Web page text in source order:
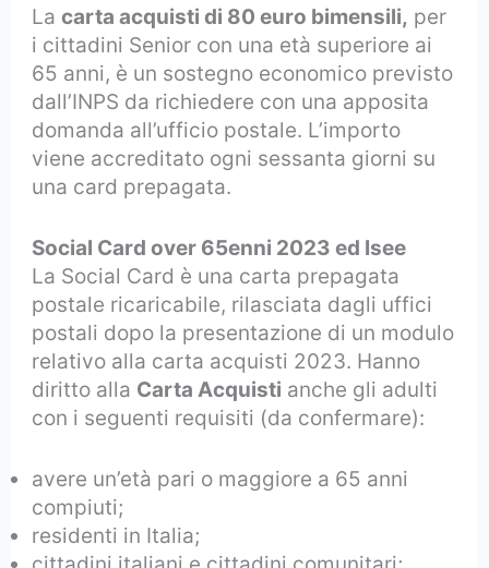
Lacarta acquisti di 80 euro bimensili, per
i cittadini Senior con una età superiore ai
65 anni, è un sostegno economico previsto
dall’INPS da richiedere con una apposita
domanda all’ufficio postale. L’importo
viene accreditato ogni sessanta giorni su
una card prepagata.
Social Card over 65enni 2023 ed Isee
La Social Card è una carta prepagata
postale ricaricabile, rilasciata dagli uffici
postali dopo la presentazione di un modulo
relativo alla carta acquisti 2023. Hanno
diritto alla Carta Acquisti anche gli adulti
con i seguenti requisiti (da confermare):
avere un’età pari o maggiore a 65 anni
compiuti;
residenti in Italia;